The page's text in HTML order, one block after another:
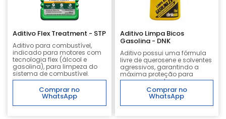
Aditivo Flex Treatment - STP
Aditivo para combustível,
indicado para motores com
tecnologia flex (álcool e
gasolina), para limpeza do
sistema de combustível.
Comprar no
WhatsApp
Aditivo Limpa Bicos
Gasolina - DNK
Aditivo possui uma fórmula
livre de querosene e solventes
agressivos, garantindo a
máxima proteção para
sensores e juntas.
Comprar no
WhatsApp